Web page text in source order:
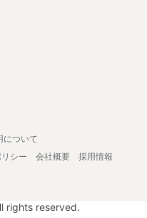
について
シー 会社概要
採用情報
rights reserved.